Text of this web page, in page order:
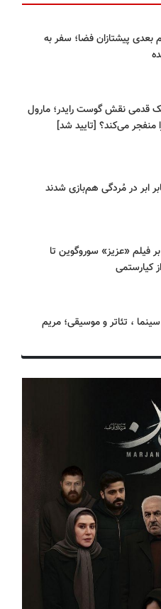
بعدی پیشتازان فضا؛ سفر به
قدمی نقش گوست رایدر؛ مارول
می‌کند؟ [تایید شد]
ابر در مُردگی هم‌بازی شدند
فیلم «عزیز» سوروگوین تا
کیارستمی
اسفند سینما ، تئاتر و موسیقی؛ مریم